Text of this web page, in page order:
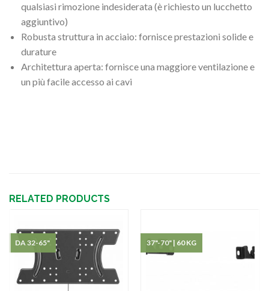
qualsiasi rimozione indesiderata (è richiesto un lucchetto
aggiuntivo)
Robusta struttura in acciaio: fornisce prestazioni solide e
durature
Architettura aperta: fornisce una maggiore ventilazione e
un più facile accesso ai cavi
RELATED PRODUCTS
DA 32-65" 37"-70" | 60 KG